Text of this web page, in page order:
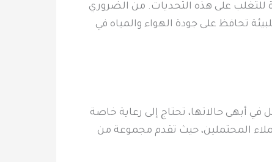
للتغلب على هذه التحديات. من الضروري
تحافظ على جودة الهواء والمياه في
في أبهى حالاتها، تحتاج إلى رعاية خاصة
المحتملين، حيث تقدم مجموعة من